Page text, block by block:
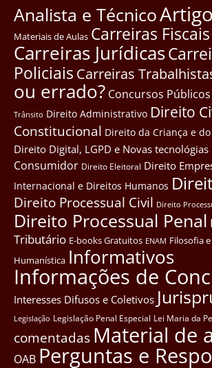
Analista e Técnico
Materiais de Aulas Carreiras Fiscais
Carreiras Jurídicas
Policiais Carreiras
ou errado? Concursos Públicos
Trânsito Direito Administrativo Direito
Constitucional Direito da Criança e
Direito Digital, LGPD e Novas tecnológias
Consumidor Direito Eleitoral Direito
Internacional e Direitos Humanos
Direito Processual Civil Direito
Direito Processual Penal
Tributário E-books Gratuitos ENAM Filosofia
Humanística Informativos
Informações de
Interesses Difusos e Coletivos
Legislação Legislação Penal Especial Lei Maria da
comentadas Material de
OAB Perguntas e